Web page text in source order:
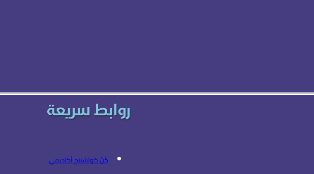
روابط سريعة
كُنْ كوتشينج أكاديمي